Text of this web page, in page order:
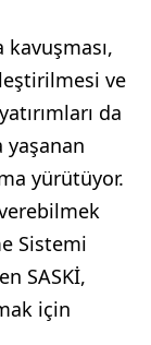
ve
da
yaşanan
yürütüyor.
Sistemi
SASKİ,
için